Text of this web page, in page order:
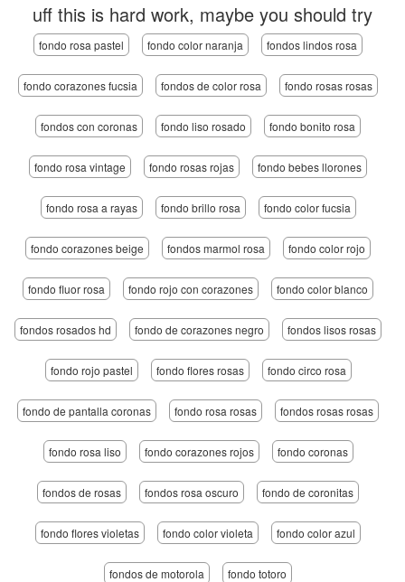
uff this is hard work, maybe you should try
fondo rosa pastel fondo color naranja fondos lindos rosa
fondo corazones fucsia fondos de color rosa fondo rosas rosas
fondos con coronas fondo liso rosado fondo bonito rosa
fondo rosa vintage fondo rosas rojas fondo bebes llorones
fondo rosa a rayas fondo brillo rosa fondo color fucsia
fondo corazones beige fondos marmol rosa fondo color rojo
fondo fluor rosa fondo rojo con corazones fondo color blanco
fondos rosados hd fondo de corazones negro fondos lisos rosas
fondo rojo pastel fondo flores rosas fondo circo rosa
fondo de pantalla coronas fondo rosa rosas fondos rosas rosas
fondo rosa liso fondo corazones rojos fondo coronas
fondos de rosas fondos rosa oscuro fondo de coronitas
fondo flores violetas fondo color violeta fondo color azul
fondos de motorola fondo totoro